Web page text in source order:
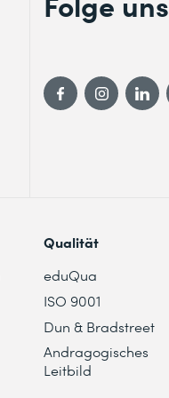
Qualität
eduQua
ISO 9001
Dun & Bradstreet
Andragogisches
Leitbild